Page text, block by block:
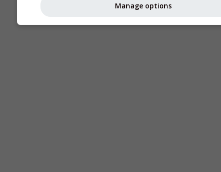
Manage options